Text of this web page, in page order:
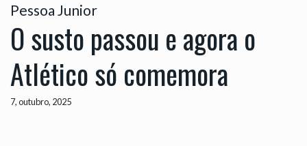
Pessoa Junior
O susto passou e agora o
Atlético só comemora
7, outubro, 2025